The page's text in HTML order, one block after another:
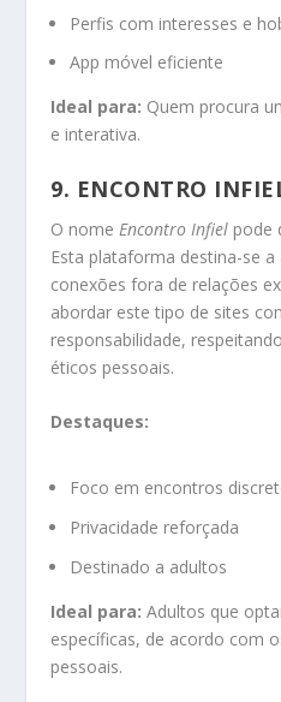
Perfis com interesses e
App móvel eficiente
Ideal para: Quem procura
e interativa.
9. ENCONTRO
O nomeEncontro Infiel pode
Esta plataforma destina-se
conexões fora de relações
abordar este tipo de sites
responsabilidade,
éticos pessoais.
Destaques:
Foco em encontros
Privacidade reforçada
Destinado a adultos
Ideal para: Adultos que
específicas, de acordo com
pessoais.